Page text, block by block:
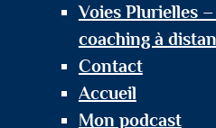
Voies Plurielles
coaching à
Contact
Accueil
Mon podcast